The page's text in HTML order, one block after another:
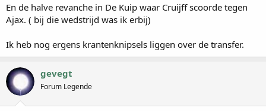
En de halve revanche in De Kuip waar Cruijff scoorde tegen
Ajax. ( bij die wedstrijd was ik erbij)
Ik heb nog ergens krantenknipsels liggen over de transfer.
gevegt
Forum Legende